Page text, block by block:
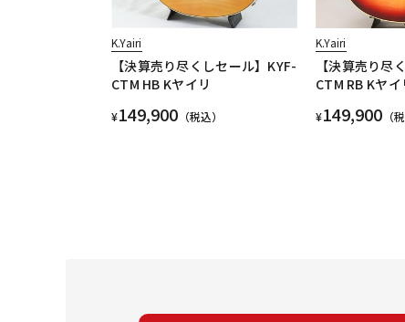
K.Yairi
【決算売り尽くしセール】KYF-
CTM HB Kヤイリ
¥149,900 （税込）
K.Yairi
【決算売り尽
CTM RB Kヤイ
¥149,900 （